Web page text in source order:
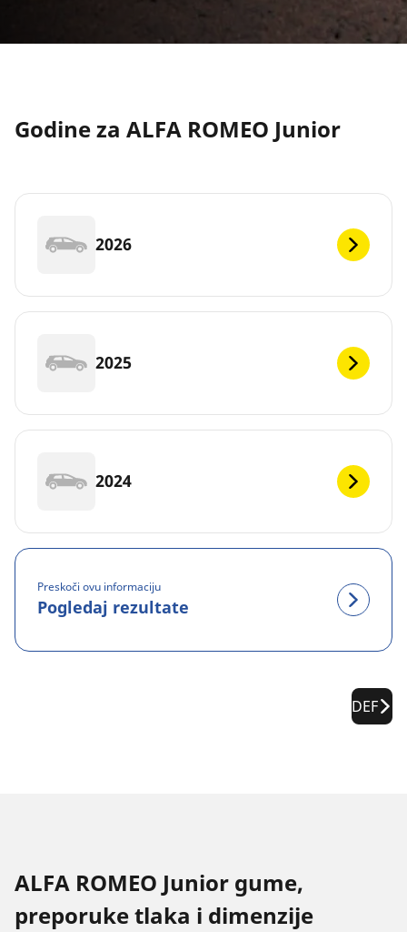
Godine za ALFA ROMEO Junior
2026
2025
2024
Preskoči ovu informaciju
Pogledaj rezultate
DEF
ALFA ROMEO Junior gume,
preporuke tlaka i dimenzije